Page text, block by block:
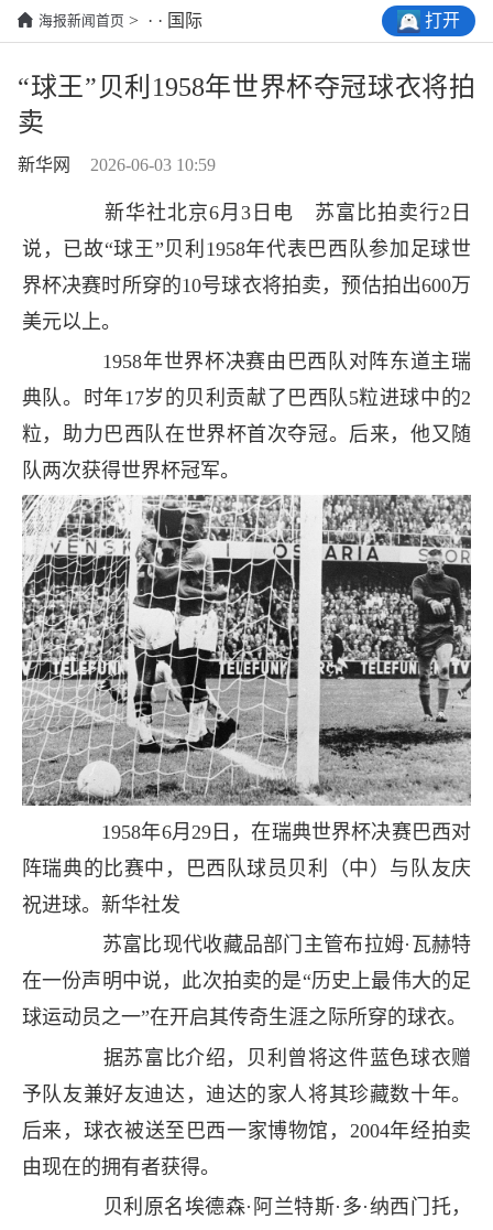
海报新闻首页 > · · 国际 打开
“球王”贝利1958年世界杯夺冠球衣将拍
卖
新华网 2026-06-03 10:59
新华社北京6月3日电 苏富比拍卖行2日
说，已故“球王”贝利1958年代表巴西队参加足球世
界杯决赛时所穿的10号球衣将拍卖，预估拍出600万
美元以上。
1958年世界杯决赛由巴西队对阵东道主瑞
典队。时年17岁的贝利贡献了巴西队5粒进球中的2
粒，助力巴西队在世界杯首次夺冠。后来，他又随
队两次获得世界杯冠军。
1958年6月29日，在瑞典世界杯决赛巴西对
阵瑞典的比赛中，巴西队球员贝利（中）与队友庆
祝进球。新华社发
苏富比现代收藏品部门主管布拉姆·瓦赫特
在一份声明中说，此次拍卖的是“历史上最伟大的足
球运动员之一”在开启其传奇生涯之际所穿的球衣。
据苏富比介绍，贝利曾将这件蓝色球衣赠
予队友兼好友迪达，迪达的家人将其珍藏数十年。
后来，球衣被送至巴西一家博物馆，2004年经拍卖
由现在的拥有者获得。
贝利原名埃德森·阿兰特斯·多·纳西门托，